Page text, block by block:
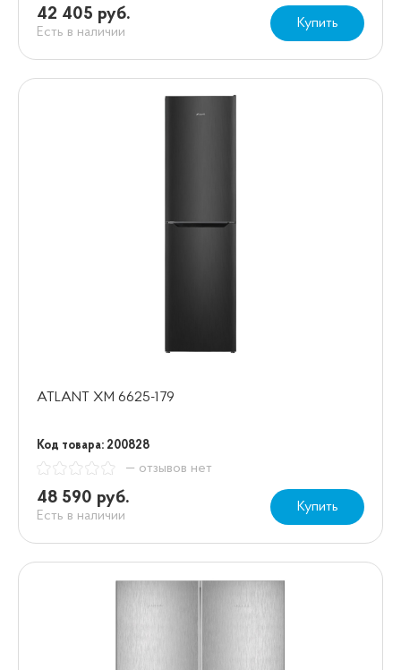
42 405 руб.
Есть в наличии
Купить
ATLANT ХМ 6625-179
Код товара: 200828
— отзывов нет
48 590 руб.
Есть в наличии
Купить